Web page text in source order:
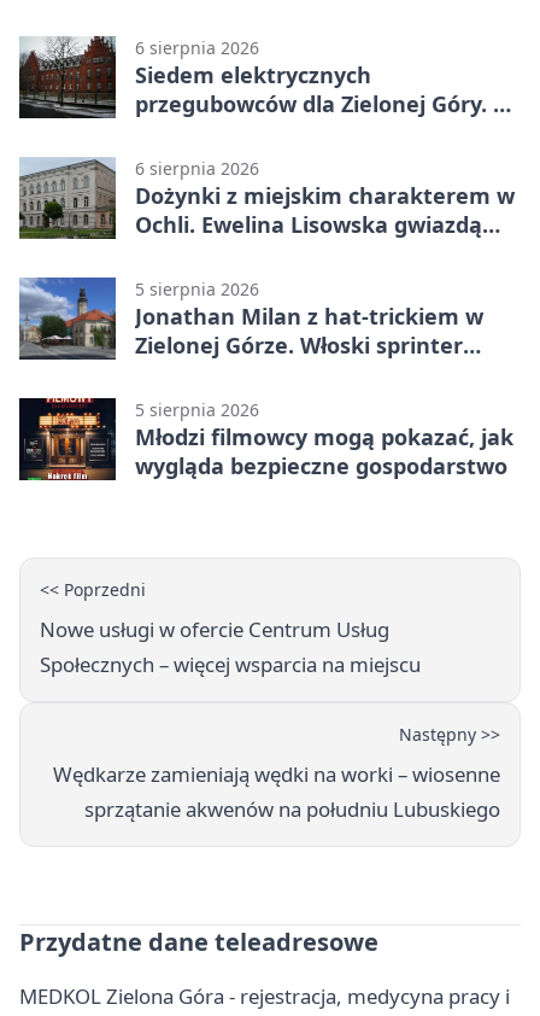
6 sierpnia 2026
Siedem elektrycznych
przegubowców dla Zielonej Góry. To
6 sierpnia 2026
Dożynki z miejskim charakterem w
Ochli. Ewelina Lisowska gwiazdą
5 sierpnia 2026
Jonathan Milan z hat-trickiem w
Zielonej Górze. Włoski sprinter
5 sierpnia 2026
Młodzi filmowcy mogą pokazać, jak
wygląda bezpieczne gospodarstwo
<< Poprzedni
Nowe usługi w ofercie Centrum Usług
Społecznych – więcej wsparcia na miejscu
Następny >>
Wędkarze zamieniają wędki na worki – wiosenne
sprzątanie akwenów na południu Lubuskiego
Przydatne dane teleadresowe
MEDKOL Zielona Góra - rejestracja, medycyna pracy i